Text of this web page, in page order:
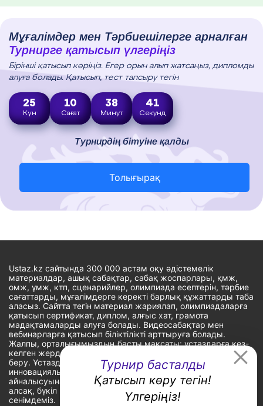
Турнир басталды
Қатысып көру тегін!
Үлгеріңіз!
Мұғалімдер мен Тәрбиешілерге арналған
Турнирге қатысып үлгеріңіз
Бірінші қатысып көріңіз. Егер орын алып жатсаңыз, дипломды
алуға болады. Қатысып, тест тапсыру тегін
25
Күн
10
Сағат
38
Минут
40
Секунд
Турнирдің бітуіне қалды
Толығырақ
Ustaz.kz сайтында 300 000 астам оқу әдістемелік
материалдар, ашық сабақтар, сабақ жоспарлары, қмж,
омж, ұмж, ктп, сценарийлер, олимпиада есептерін, тәрбие
сағаттарды, мұғалімдерге керекті барлық құжаттарды таба
аласыз. Сайтта тегін материал жариялап, олимпиадаларға
қатысып сертификат, диплом, алғыс хат, грамота
мадақтамаларды алуға болады. Видеосабақтар мен
вебинарларға қатысып біліктілікті арттыруға болады.
Жалпы, орталығымыздың басты мақсаты: ұстаздарға кез-
келген жерде, кез-келген уақытта білім алуына мүмкіндік
беру. Ұстаздардың барлық өзекті мәселелеріне
инновациялық шешім тауып, шығармашылық жұмыспен
айналысуына уақыт сыйлау. «Ұстаздарға сапалы білім бере
алсақ, бүкіл Қазақ еліне білім бере аламыз» - деген
сенімдеміз.